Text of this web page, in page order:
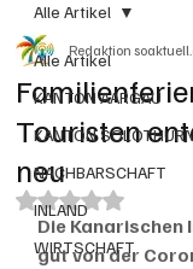
Alle Artikel
KANTON AARGAU
KANTON
NACHBARSCHAFT
INLAND
WIRTSCHAFT
Alle Artikel
Touristen
neu
Redaktion
Mit NaN von 5
Die Kanarischen
gut von der